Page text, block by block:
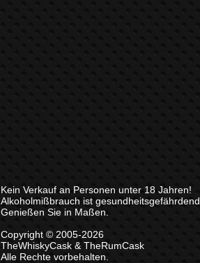
Kein Verkauf an Personen unter 18 Jahren!
Alkoholmißbrauch ist gesundheitsgefährdend.
Genießen Sie in Maßen.
Copyright © 2005-2026
TheWhiskyCask & TheRumCask
Alle Rechte vorbehalten.